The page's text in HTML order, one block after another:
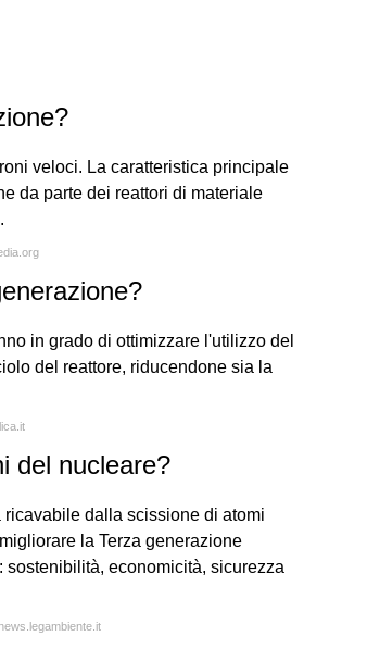
veloci. La caratteristica principale
da parte dei reattori di materiale
in grado di ottimizzare l'utilizzo del
del reattore, riducendone sia la
del nucleare?
ricavabile dalla scissione di atomi
la Terza generazione
sostenibilità, economicità, sicurezza